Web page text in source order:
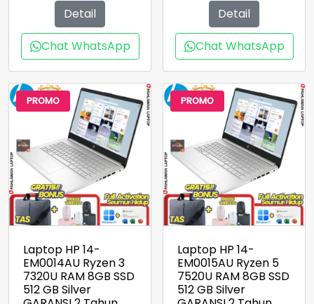
Rp5.500.000.
Detail
Chat WhatsApp
Rp5.800.000.
Detail
Chat WhatsApp
PROMO
Laptop HP 14-
EM0014AU Ryzen 3
7320U RAM 8GB SSD
512 GB Silver
PROMO
Laptop HP 14-
EM0015AU Ryzen 5
7520U RAM 8GB SSD
512 GB Silver